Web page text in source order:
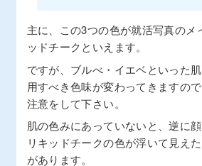
主に、この3つの色が就活写真のメ
ッドチークといえます。
ですが、ブルべ・イエベといった
用すべき色味が変わってきますの
注意をして下さい。
肌の色みにあっていないと、逆に
リキッドチークの色が浮いて見え
があります。